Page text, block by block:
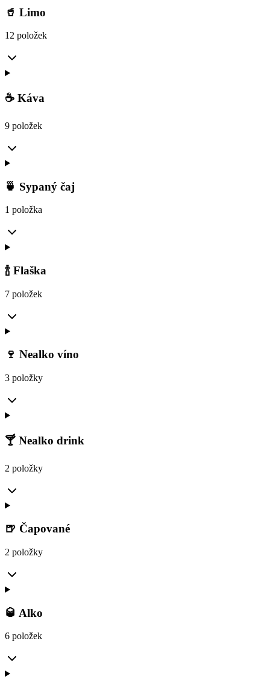
🥤 Limo
12 položek
☕ Káva
9 položek
🍵 Sypaný čaj
1 položka
🍾 Flaška
7 položek
🍷 Nealko víno
3 položky
🍸 Nealko drink
2 položky
🍺 Čapované
2 položky
🥃 Alko
6 položek